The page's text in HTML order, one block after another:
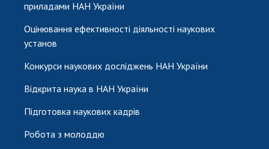
приладами НАН України
Оцінювання ефективності діяльності наукових
установ
Конкурси наукових досліджень НАН України
Відкрита наука в НАН України
Підготовка наукових кадрів
Робота з молоддю